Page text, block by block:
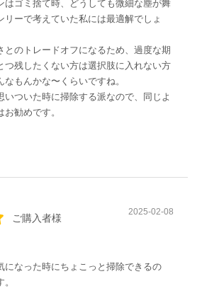
はゴミ捨て時、どうしても微細な塵が舞
リーで考えていた私には最適解でしょ
とのトレードオフになるため、過度な期
つ残したくない方は選択肢に入れない方
もんかな〜くらいですね。
いついた時に掃除する派なので、同じよ
勧めです。
ご購入者様
2025-02-08
になった時にちょこっと掃除できるの